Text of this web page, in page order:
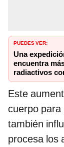
PUEDES VER:
Una
encuentra
radiactivos
Este
cuerpo para
también
procesa los